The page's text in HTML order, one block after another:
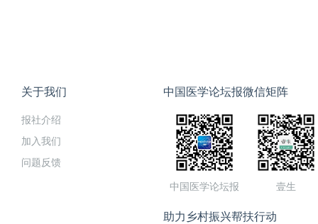
关于我们
报社介绍
加入我们
问题反馈
中国医学论坛报微信矩阵
中国医学论坛报 壹生
助力乡村振兴帮扶行动